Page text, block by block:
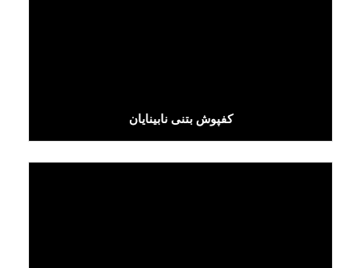
کفپوش بتنی نابینایان